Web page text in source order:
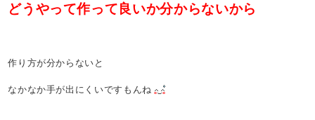
どうやって作って良いか分からないから
作り方が分からないと
なかなか手が出にくいですもんね